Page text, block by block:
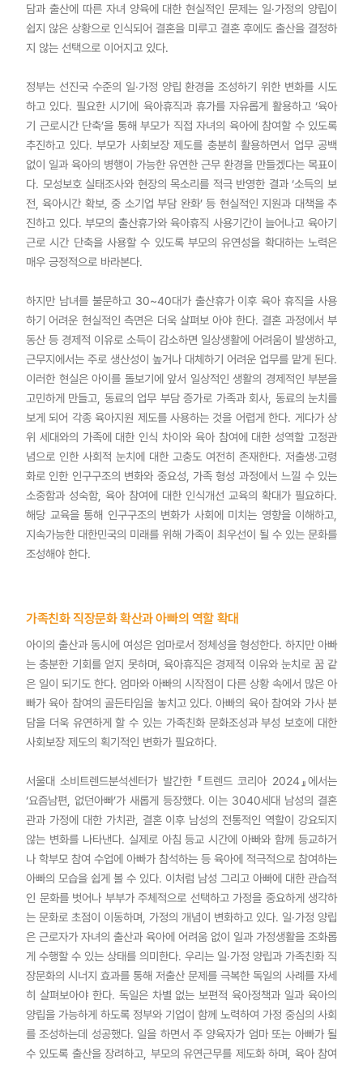
담과 출산에 따른 자녀 양육에 대한 현실적인 문제는 일·가정의 양립이
쉽지 않은 상황으로 인식되어 결혼을 미루고 결혼 후에도 출산을 결정하
지 않는 선택으로 이어지고 있다.
정부는 선진국 수준의 일·가정 양립 환경을 조성하기 위한 변화를 시도
하고 있다. 필요한 시기에 육아휴직과 휴가를 자유롭게 활용하고 ‘육아
기 근로시간 단축’을 통해 부모가 직접 자녀의 육아에 참여할 수 있도록
추진하고 있다. 부모가 사회보장 제도를 충분히 활용하면서 업무 공백
없이 일과 육아의 병행이 가능한 유연한 근무 환경을 만들겠다는 목표이
다. 모성보호 실태조사와 현장의 목소리를 적극 반영한 결과 ‘소득의 보
전, 육아시간 확보, 중 소기업 부담 완화’ 등 현실적인 지원과 대책을 추
진하고 있다. 부모의 출산휴가와 육아휴직 사용기간이 늘어나고 육아기
근로 시간 단축을 사용할 수 있도록 부모의 유연성을 확대하는 노력은
매우 긍정적으로 바라본다.
하지만 남녀를 불문하고 30~40대가 출산휴가 이후 육아 휴직을 사용
하기 어려운 현실적인 측면은 더욱 살펴보 아야 한다. 결혼 과정에서 부
동산 등 경제적 이유로 소득이 감소하면 일상생활에 어려움이 발생하고,
근무지에서는 주로 생산성이 높거나 대체하기 어려운 업무를 맡게 된다.
이러한 현실은 아이를 돌보기에 앞서 일상적인 생활의 경제적인 부분을
고민하게 만들고, 동료의 업무 부담 증가로 가족과 회사, 동료의 눈치를
보게 되어 각종 육아지원 제도를 사용하는 것을 어렵게 한다. 게다가 상
위 세대와의 가족에 대한 인식 차이와 육아 참여에 대한 성역할 고정관
념으로 인한 사회적 눈치에 대한 고충도 여전히 존재한다. 저출생·고령
화로 인한 인구구조의 변화와 중요성, 가족 형성 과정에서 느낄 수 있는
소중함과 성숙함, 육아 참여에 대한 인식개선 교육의 확대가 필요하다.
해당 교육을 통해 인구구조의 변화가 사회에 미치는 영향을 이해하고,
지속가능한 대한민국의 미래를 위해 가족이 최우선이 될 수 있는 문화를
조성해야 한다.
가족친화 직장문화 확산과 아빠의 역할 확대
아이의 출산과 동시에 여성은 엄마로서 정체성을 형성한다. 하지만 아빠
는 충분한 기회를 얻지 못하며, 육아휴직은 경제적 이유와 눈치로 꿈 같
은 일이 되기도 한다. 엄마와 아빠의 시작점이 다른 상황 속에서 많은 아
빠가 육아 참여의 골든타임을 놓치고 있다. 아빠의 육아 참여와 가사 분
담을 더욱 유연하게 할 수 있는 가족친화 문화조성과 부성 보호에 대한
사회보장 제도의 획기적인 변화가 필요하다.
서울대 소비트렌드분석센터가 발간한 『트렌드 코리아 2024』에서는
‘요즘남편, 없던아빠’가 새롭게 등장했다. 이는 3040세대 남성의 결혼
관과 가정에 대한 가치관, 결혼 이후 남성의 전통적인 역할이 강요되지
않는 변화를 나타낸다. 실제로 아침 등교 시간에 아빠와 함께 등교하거
나 학부모 참여 수업에 아빠가 참석하는 등 육아에 적극적으로 참여하는
아빠의 모습을 쉽게 볼 수 있다. 이처럼 남성 그리고 아빠에 대한 관습적
인 문화를 벗어나 부부가 주체적으로 선택하고 가정을 중요하게 생각하
는 문화로 초점이 이동하며, 가정의 개념이 변화하고 있다. 일·가정 양립
은 근로자가 자녀의 출산과 육아에 어려움 없이 일과 가정생활을 조화롭
게 수행할 수 있는 상태를 의미한다. 우리는 일·가정 양립과 가족친화 직
장문화의 시너지 효과를 통해 저출산 문제를 극복한 독일의 사례를 자세
히 살펴보아야 한다. 독일은 차별 없는 보편적 육아정책과 일과 육아의
양립을 가능하게 하도록 정부와 기업이 함께 노력하여 가정 중심의 사회
를 조성하는데 성공했다. 일을 하면서 주 양육자가 엄마 또는 아빠가 될
수 있도록 출산을 장려하고, 부모의 유연근무를 제도화 하며, 육아 참여